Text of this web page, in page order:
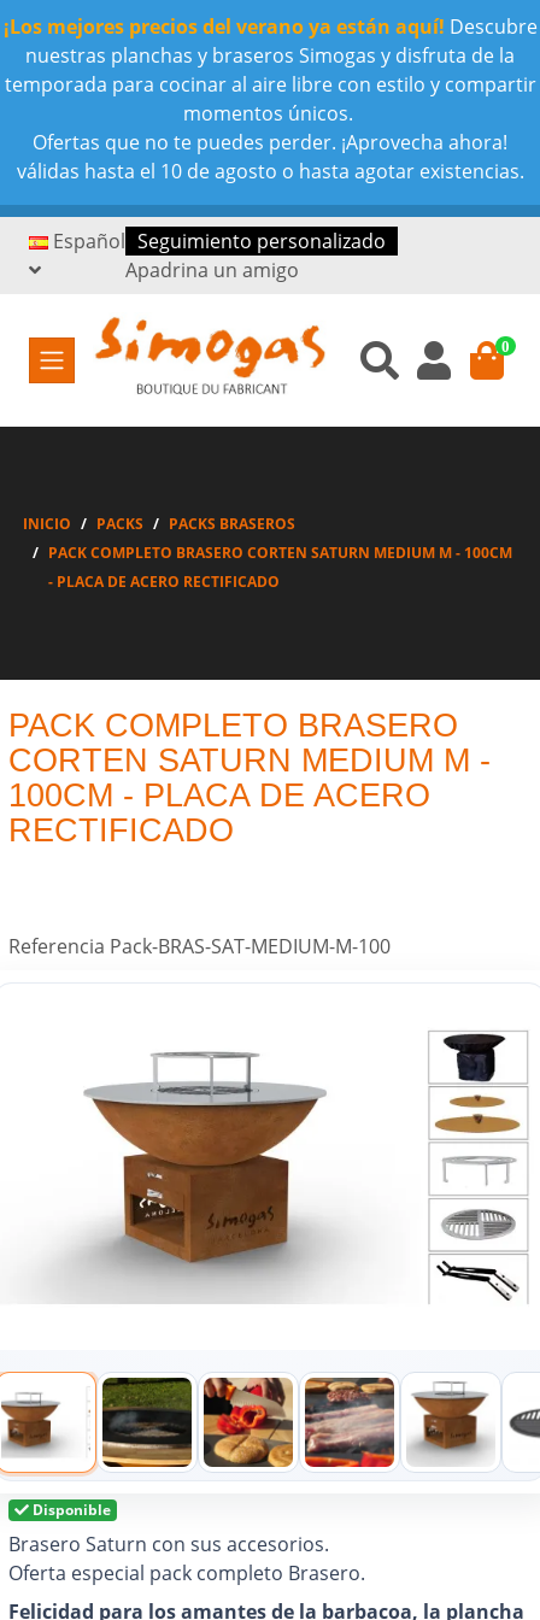
¡Los mejores precios del verano ya están aquí! Descubre
nuestras planchas y braseros Simogas y disfruta de la
temporada para cocinar al aire libre con estilo y compartir
momentos únicos.
Ofertas que no te puedes perder. ¡Aprovecha ahora!
válidas hasta el 10 de agosto o hasta agotar existencias.
Español Seguimiento personalizado
Apadrina un amigo
0
INICIO PACKS
PACKS BRASEROS
PACK COMPLETO BRASERO CORTEN SATURN MEDIUM M - 100CM
- PLACA DE ACERO RECTIFICADO
PACK COMPLETO BRASERO
CORTEN SATURN MEDIUM M -
100CM - PLACA DE ACERO
RECTIFICADO
Referencia Pack-BRAS-SAT-MEDIUM-M-100
Disponible
Brasero Saturn con sus accesorios.
Oferta especial pack completo Brasero.
Felicidad para los amantes de la barbacoa, la plancha